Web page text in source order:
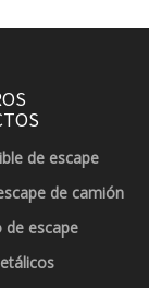
de escape
de camión
escape